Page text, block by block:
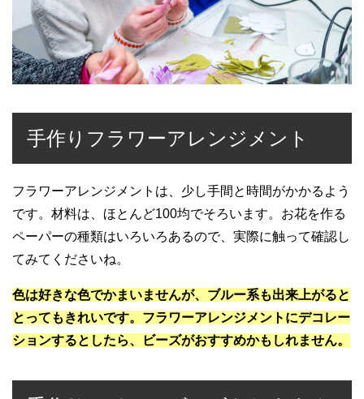
手作りフラワーアレンジメント
フラワーアレンジメントは、少し手間と時間がかかるよう
です。材料は、ほとんど100均でそろいます。お花を作る
ペーパーの種類はいろいろあるので、実際に触って確認し
てみてくださいね。
色は好きな色でかまいませんが、ブルー系も出来上がると
とってもきれいです。フラワーアレンジメントにデコレー
ションするとしたら、ビーズがおすすめかもしれません。